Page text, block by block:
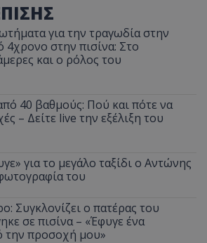
για την τραγωδία στην
4χρονο στην πισίνα: Στο
και ο ρόλος του
40 βαθμούς: Πού και πότε να
– Δείτε live την εξέλιξη του
για το μεγάλο ταξίδι ο Αντώνης
του
Συγκλονίζει ο πατέρας του
σε πισίνα – «Έφυγε ένα
την προσοχή μου»